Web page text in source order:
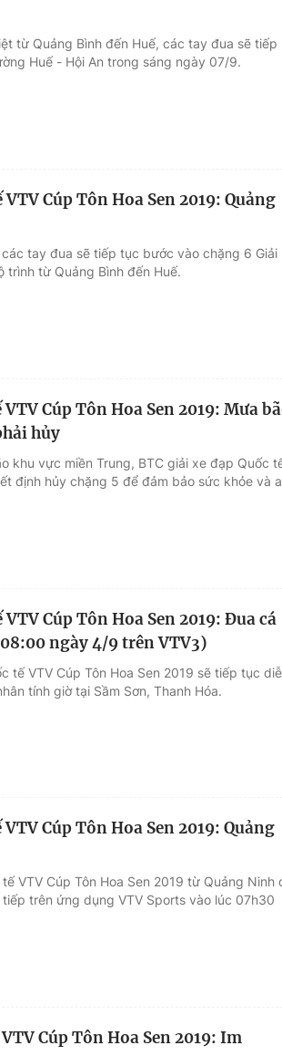
từ Quảng Bình đến Huế, các tay đua sẽ tiếp
Huế - Hội An trong sáng ngày 07/9.
Cúp Tôn Hoa Sen 2019: Quảng
tay đua sẽ tiếp tục bước vào chặng 6 Giải
trình từ Quảng Bình đến Huế.
Cúp Tôn Hoa Sen 2019: Mưa
hủy
khu vực miền Trung, BTC giải xe đạp Quốc
định hủy chặng 5 để đảm bảo sức khỏe và
Cúp Tôn Hoa Sen 2019: Đua cá
ngày 4/9 trên VTV3)
tế VTV Cúp Tôn Hoa Sen 2019 sẽ tiếp tục
tính giờ tại Sầm Sơn, Thanh Hóa.
Cúp Tôn Hoa Sen 2019: Quảng
VTV Cúp Tôn Hoa Sen 2019 từ Quảng Ninh
trên ứng dụng VTV Sports vào lúc 07h30
Cúp Tôn Hoa Sen 2019: Im